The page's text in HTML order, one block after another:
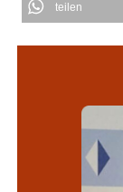
teilen